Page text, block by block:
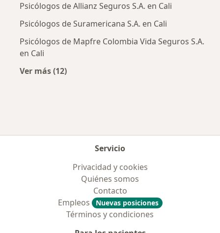
Psicólogos de Allianz Seguros S.A. en Cali
Psicólogos de Suramericana S.A. en Cali
Psicólogos de Mapfre Colombia Vida Seguros S.A.
en Cali
Ver más (12)
Servicio
Privacidad y cookies
Quiénes somos
Contacto
Empleos
Nuevas posiciones
Términos y condiciones